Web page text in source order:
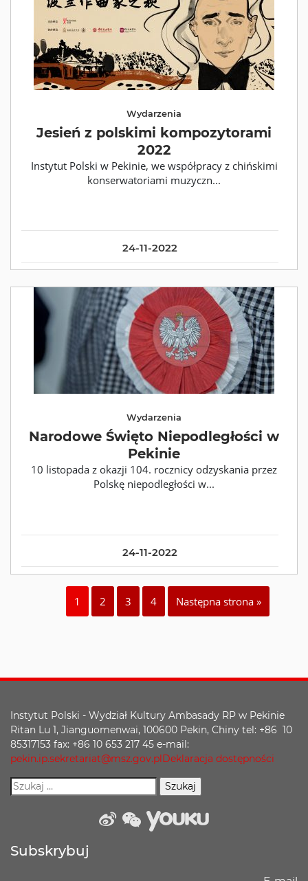
24-11-2022
Wydarzenia
Jesień z polskimi kompozytorami
2022
Instytut Polski w Pekinie, we współpracy z chińskimi
konserwatoriami muzyczn...
24-11-2022
Wydarzenia
Narodowe Święto Niepodległości w
Pekinie
10 listopada z okazji 104. rocznicy odzyskania przez
Polskę niepodległości w...
1 2 3 4 Następna strona »
Instytut Polski - Wydział Kultury Ambasady RP w Pekinie
Ritan Lu 1, Jianguomenwai, 100600 Pekin, Chiny tel: +86 10
85317153 fax: +86 10 653 217 45 e-mail:
pekin.ip.sekretariat@msz.gov.plDeklaracja dostępności
Subskrybuj